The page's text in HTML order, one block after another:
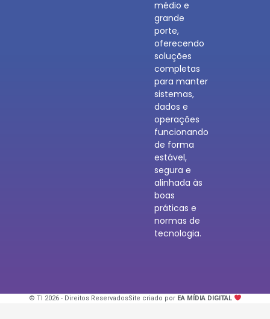
médio e
grande
porte,
oferecendo
soluções
completas
para manter
sistemas,
dados e
operações
funcionando
de forma
estável,
segura e
alinhada às
boas
práticas e
normas de
tecnologia.
© TI 2026 - Direitos ReservadosSite criado por EA MÍDIA DIGITAL